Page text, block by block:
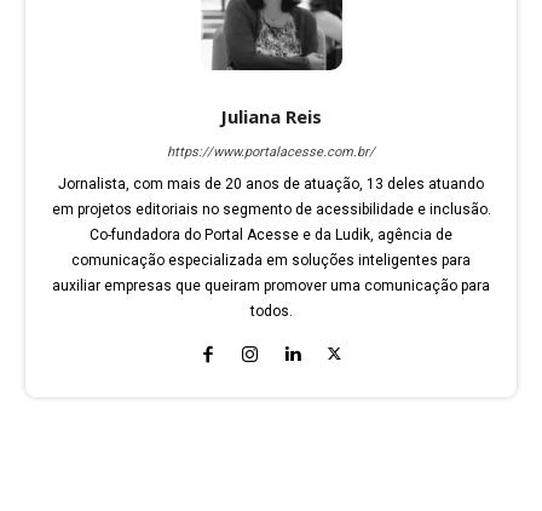
Juliana Reis
https://www.portalacesse.com.br/
Jornalista, com mais de 20 anos de atuação, 13 deles atuando
em projetos editoriais no segmento de acessibilidade e inclusão.
Co-fundadora do Portal Acesse e da Ludik, agência de
comunicação especializada em soluções inteligentes para
auxiliar empresas que queiram promover uma comunicação para
todos.